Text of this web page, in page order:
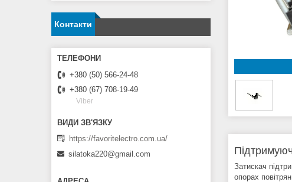
Затискач
опорах
Контакти
+380 (50) 566-24-48
+380 (67) 708-19-49
Viber
https://favoritelectro.com.ua/
silatoka220@gmail.com